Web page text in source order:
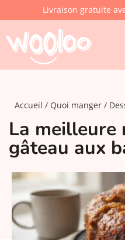
Livraison gratuite
Accueil Quoi manger
La meilleure
gâteau aux